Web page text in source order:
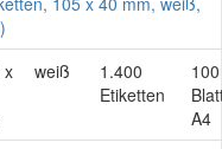
x
weiß
1.400
Etiketten
100
A4